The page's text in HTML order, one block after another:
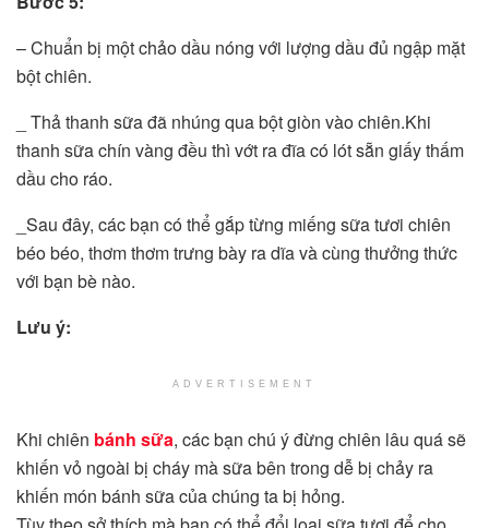
– Chuẩn bị một chảo dầu nóng với lượng dầu đủ ngập mặt
bột chiên.
_ Thả thanh sữa đã nhúng qua bột giòn vào chiên.Khi
thanh sữa chín vàng đều thì vớt ra đĩa có lót sẵn giấy thấm
dầu cho ráo.
_Sau đây, các bạn có thể gắp từng miếng sữa tươi chiên
béo béo, thơm thơm trưng bày ra dĩa và cùng thưởng thức
với bạn bè nào.
Lưu ý:
ADVERTISEMENT
Khi chiên bánh sữa, các bạn chú ý đừng chiên lâu quá sẽ
khiến vỏ ngoài bị cháy mà sữa bên trong dễ bị chảy ra
khiến món bánh sữa của chúng ta bị hỏng.